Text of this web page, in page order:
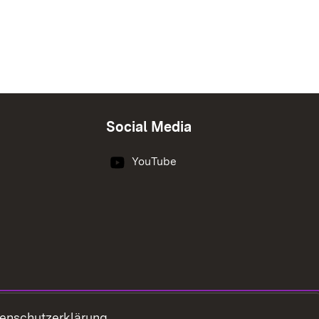
Social Media
YouTube